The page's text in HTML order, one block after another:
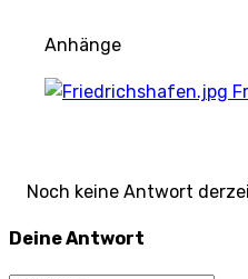
Anhänge
Noch keine Antwort
Deine Antwort